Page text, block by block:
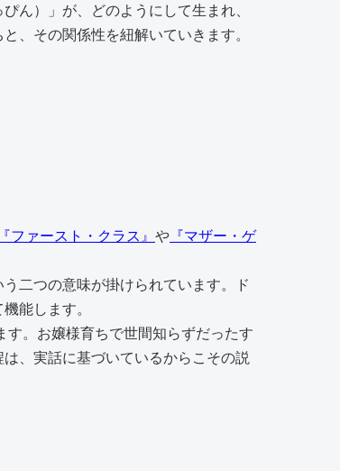
ん）」が、どのようにして生まれ、
、その関係性を紐解いていきます。
『ファースト・クラス』 や 『マザー・ゲ
二つの意味が掛けられています。ド
能します。
。お嬢様育ちで世間知らずだったす
、実話に基づいているからこその説